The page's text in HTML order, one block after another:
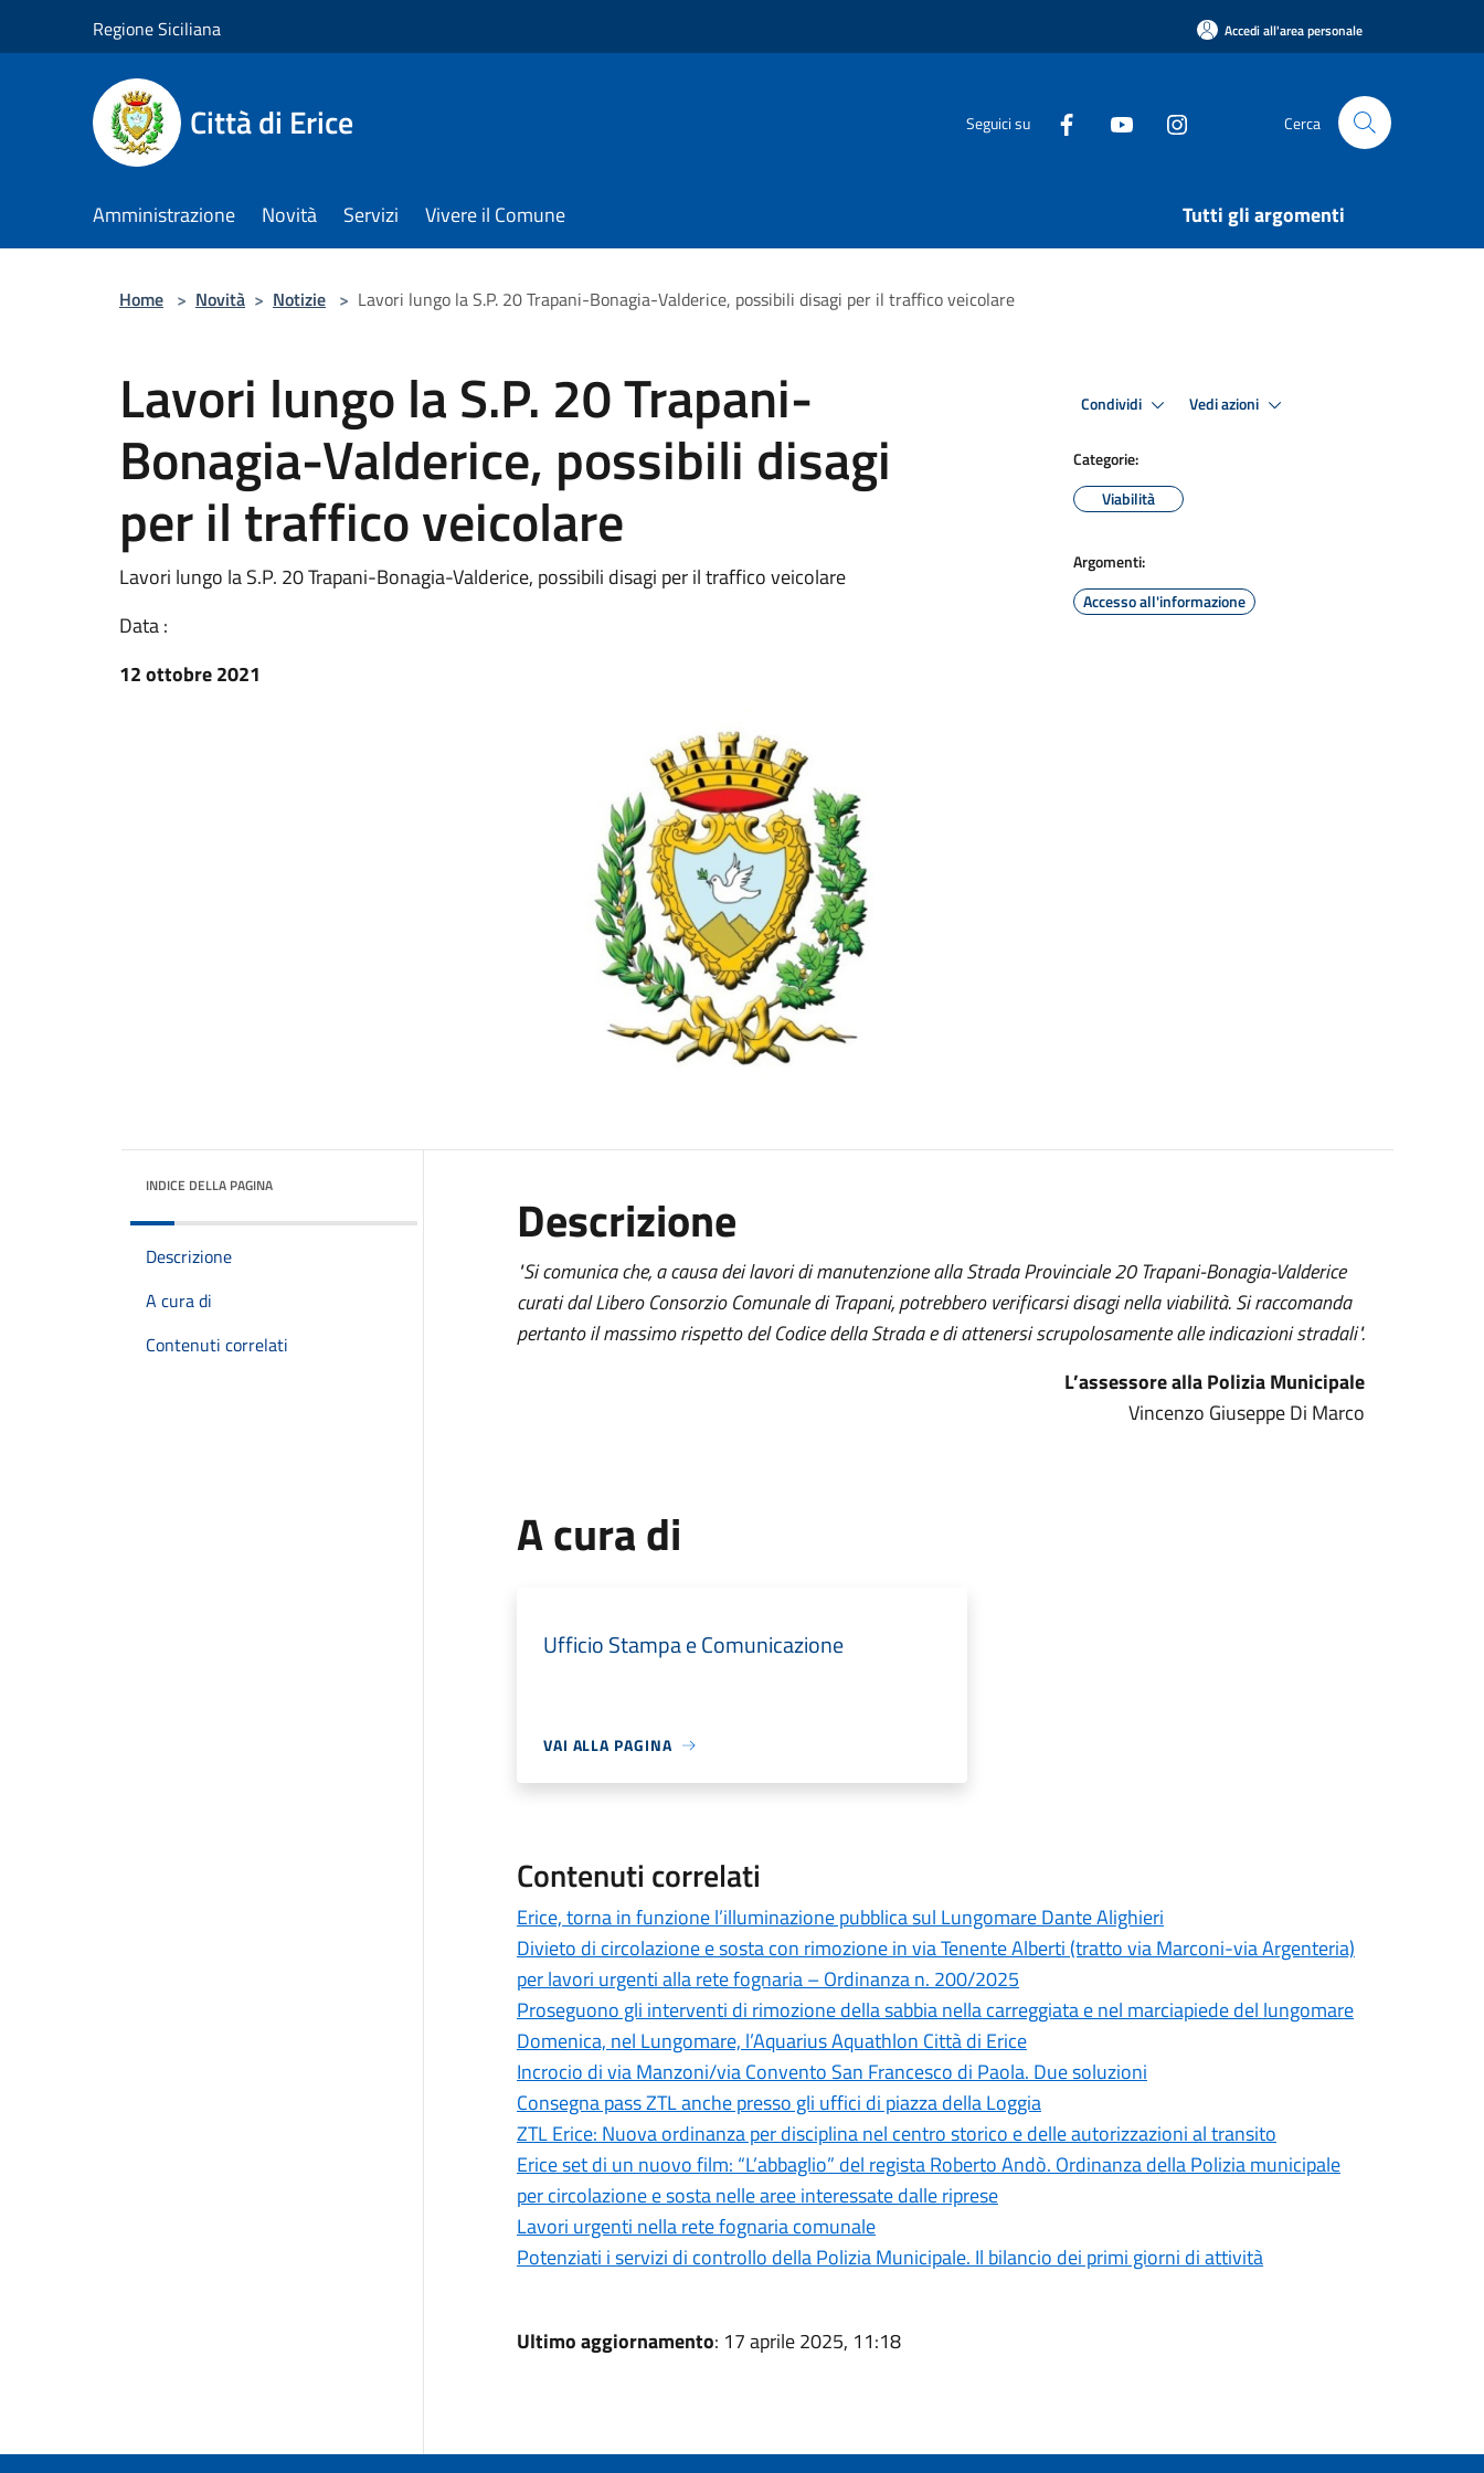
Regione Siciliana Accedi all'area personale
Città di Erice Seguici su Cerca
Amministrazione Novità Servizi Vivere il Comune Tutti gli argomenti
Home > Novità > Notizie > Lavori lungo la S.P. 20 Trapani-Bonagia-Valderice, possibili disagi per il traffico veicolare
Lavori lungo la S.P. 20 Trapani-
Bonagia-Valderice, possibili disagi
per il traffico veicolare
Lavori lungo la S.P. 20 Trapani-Bonagia-Valderice, possibili disagi per il traffico veicolare
Data :
12 ottobre 2021
Condividi Vedi azioni
Categorie:
Viabilità
Argomenti:
Accesso all'informazione
INDICE DELLA PAGINA
Descrizione
A cura di
Contenuti correlati
Descrizione
"Si comunica che, a causa dei lavori di manutenzione alla Strada Provinciale 20 Trapani-Bonagia-Valderice
curati dal Libero Consorzio Comunale di Trapani, potrebbero verificarsi disagi nella viabilità. Si raccomanda
pertanto il massimo rispetto del Codice della Strada e di attenersi scrupolosamente alle indicazioni stradali".
L’assessore alla Polizia Municipale
Vincenzo Giuseppe Di Marco
A cura di
Ufficio Stampa e Comunicazione
VAI ALLA PAGINA
Contenuti correlati
Erice, torna in funzione l’illuminazione pubblica sul Lungomare Dante Alighieri
Divieto di circolazione e sosta con rimozione in via Tenente Alberti (tratto via Marconi-via Argenteria)
per lavori urgenti alla rete fognaria – Ordinanza n. 200/2025
Proseguono gli interventi di rimozione della sabbia nella carreggiata e nel marciapiede del lungomare
Domenica, nel Lungomare, l’Aquarius Aquathlon Città di Erice
Incrocio di via Manzoni/via Convento San Francesco di Paola. Due soluzioni
Consegna pass ZTL anche presso gli uffici di piazza della Loggia
ZTL Erice: Nuova ordinanza per disciplina nel centro storico e delle autorizzazioni al transito
Erice set di un nuovo film: “L’abbaglio” del regista Roberto Andò. Ordinanza della Polizia municipale
per circolazione e sosta nelle aree interessate dalle riprese
Lavori urgenti nella rete fognaria comunale
Potenziati i servizi di controllo della Polizia Municipale. Il bilancio dei primi giorni di attività
Ultimo aggiornamento: 17 aprile 2025, 11:18